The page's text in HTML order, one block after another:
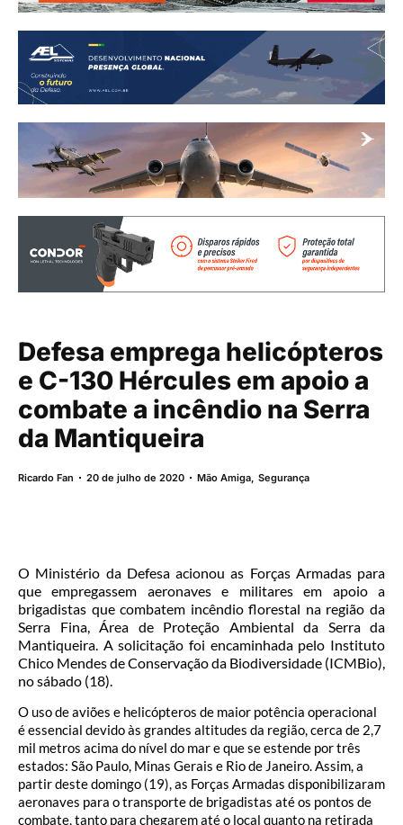
Defesa emprega helicópteros
e C-130 Hércules em apoio a
combate a incêndio na Serra
da Mantiqueira
Ricardo Fan 20 de julho de 2020 Mão Amiga,Segurança
O Ministério da Defesa acionou as Forças Armadas para
que empregassem aeronaves e militares em apoio a
brigadistas que combatem incêndio florestal na região da
Serra Fina, Área de Proteção Ambiental da Serra da
Mantiqueira. A solicitação foi encaminhada pelo Instituto
Chico Mendes de Conservação da Biodiversidade (ICMBio),
no sábado (18).
O uso de aviões e helicópteros de maior potência operacional
é essencial devido às grandes altitudes da região, cerca de 2,7
mil metros acima do nível do mar e que se estende por três
estados: São Paulo, Minas Gerais e Rio de Janeiro. Assim, a
partir deste domingo (19), as Forças Armadas disponibilizaram
aeronaves para o transporte de brigadistas até os pontos de
combate, tanto para chegarem até o local quanto na retirada